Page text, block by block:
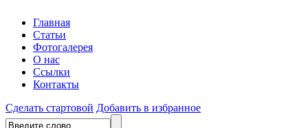
Главная
Статьи
Фотогалерея
О нас
Ссылки
Контакты
Сделать стартовой Добавить в избранное